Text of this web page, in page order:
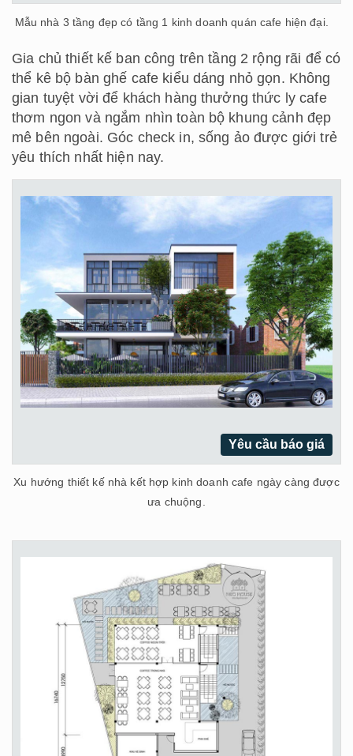
Mẫu nhà 3 tầng đẹp có tầng 1 kinh doanh quán cafe hiện đại.
Gia chủ thiết kế ban công trên tầng 2 rộng rãi để có
thể kê bộ bàn ghế cafe kiểu dáng nhỏ gọn. Không
gian tuyệt vời để khách hàng thưởng thức ly cafe
thơm ngon và ngắm nhìn toàn bộ khung cảnh đẹp
mê bên ngoài. Góc check in, sống ảo được giới trẻ
yêu thích nhất hiện nay.
Yêu cầu báo giá
Xu hướng thiết kế nhà kết hợp kinh doanh cafe ngày càng được
ưa chuộng.